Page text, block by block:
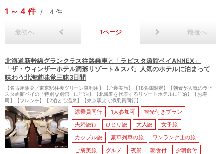
1 4 件 4 件
最初へ 1 最後へ
北海道新幹線グランクラス往路乗車と「ラビスタ函館ベイANNEX」
「ザ・ウィンザーホテル洞爺リゾート＆スパ」人気のホテルに泊まって
味わう北海道味覚三昧3日間
【名古屋駅発／東京駅往復グリーン車利用】【ご褒美旅】【18名様限定】【朝食が人気のラビ
スタ函館ベイの「特別な別館」に宿泊】【北海道を代表するリゾートホテルに宿泊】【お寿
司】【フレンチ】【2泊とも温泉】【東京駅より添乗員同行】
添乗員同行 1人参加可
観光付きプラン
夫婦旅行
ひとり旅 大人旅
女子旅
カップル旅
豪華列車の旅
ワンランク上の旅
ご褒美旅
グルメ 夜景 朝食付
夕朝食付